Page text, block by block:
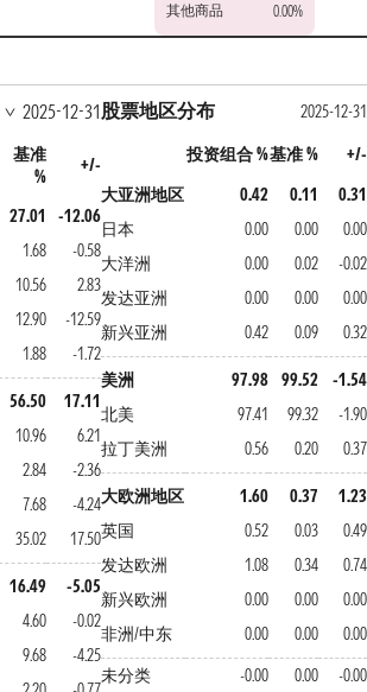
其他商品
0.00%
2025-12-31
基准
%
+/-
27.01
-12.06
1.68
-0.58
10.56
2.83
12.90
-12.59
1.88 -1.72
56.50
17.11
10.96
6.21
2.84
-2.36
7.68
-4.24
35.02 17.50
16.49
-5.05
4.60
-0.02
9.68
-4.25
股票地区分布
2025-12-31
投资组合 %基准 %
+/-
大亚洲地区
0.42 0.11
0.31
日本
0.00 0.00
0.00
大洋洲
0.00 0.02
-0.02
发达亚洲
0.00 0.00
0.00
新兴亚洲
0.42 0.09 0.32
美洲 97.98 99.52
-1.54
北美
97.41 99.32
-1.90
拉丁美洲
0.56 0.20 0.37
大欧洲地区 1.60 0.37
1.23
英国
0.52 0.03
0.49
发达欧洲
1.08 0.34
0.74
新兴欧洲
0.00 0.00
0.00
非洲/中东
0.00 0.00
0.00
未分类
-0.00 0.00 -0.00